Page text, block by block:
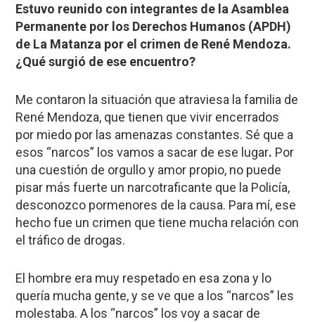
Estuvo reunido con integrantes de la Asamblea
Permanente por los Derechos Humanos (APDH)
de La Matanza por el crimen de René Mendoza.
¿Qué surgió de ese encuentro?
Me contaron la situación que atraviesa la familia de
René Mendoza, que tienen que vivir encerrados
por miedo por las amenazas constantes. Sé que a
esos “narcos” los vamos a sacar de ese lugar. Por
una cuestión de orgullo y amor propio, no puede
pisar más fuerte un narcotraficante que la Policía,
desconozco pormenores de la causa. Para mí, ese
hecho fue un crimen que tiene mucha relación con
el tráfico de drogas.
El hombre era muy respetado en esa zona y lo
quería mucha gente, y se ve que a los “narcos” les
molestaba. A los “narcos” los voy a sacar de